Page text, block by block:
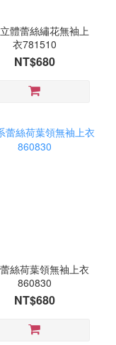
體蕾絲繡花無袖上
衣781510
NT$680
絲荷葉領無袖上衣
860830
NT$680